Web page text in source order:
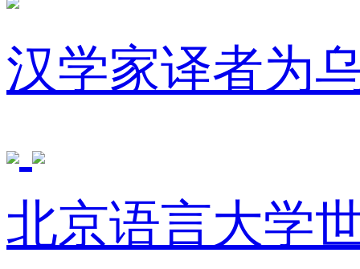
汉学家译者为
北京语言大学